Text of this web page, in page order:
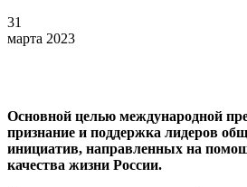
31
марта 2023
Основной целью международной
признание и поддержка лидеров
инициатив, направленных на
качества жизни России.